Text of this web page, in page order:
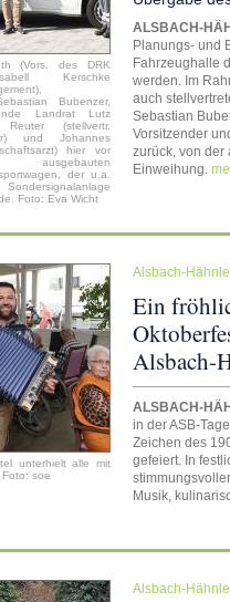
(Vors. des DRK
Kerschke
Bubenzer,
Landrat Lutz
(stellvertr.
und Johannes
hier vor
der u.a.
Foto: Eva Wicht
ALSBACH-
Planungs- und
Fahrzeughalle
werden. Im
auch
Sebastian
Vorsitzender
zurück, von der
Einweihung.
unterhielt alle mit
soe
Alsbach-
Ein
Alsbach-
ALSBACH-
in der ASB-
Zeichen des
gefeiert. In
Musik,
Alsbach-